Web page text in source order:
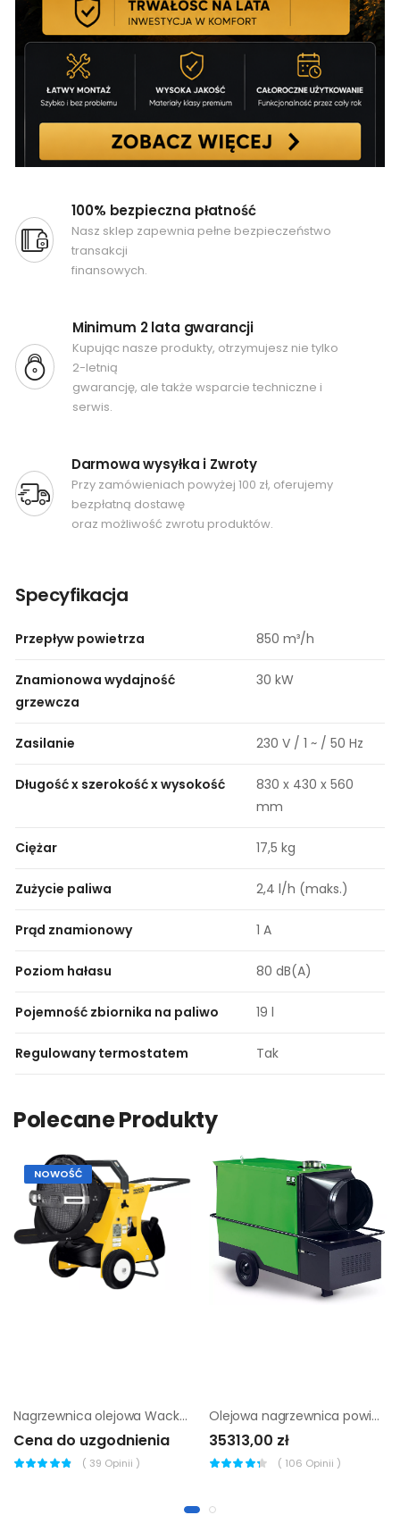
100% bezpieczna płatność
Nasz sklep zapewnia pełne bezpieczeństwo
transakcji
finansowych.
Minimum 2 lata gwarancji
Kupując nasze produkty, otrzymujesz nie tylko
2-letnią
gwarancję, ale także wsparcie techniczne i
serwis.
Darmowa wysyłka i Zwroty
Przy zamówieniach powyżej 100 zł, oferujemy
bezpłatną dostawę
oraz możliwość zwrotu produktów.
Specyfikacja
Przepływ powietrza 850 m³/h
Znamionowa wydajność
grzewcza
30 kW
Zasilanie 230 V / 1 ~ / 50 Hz
Długość x szerokość x wysokość
830 x 430 x 560
mm
Ciężar 17,5 kg
Zużycie paliwa 2,4 l/h (maks.)
Prąd znamionowy 1 A
Poziom hałasu 80 dB(A)
Pojemność zbiornika na paliwo 19 l
Regulowany termostatem Tak
Polecane Produkty
NOWOŚĆ
Nagrzewnica olejowa Wacker Neuson HDR 45
Cena do uzgodnienia
( 39 Opinii )
Olejowa nagrzewnica powietrza Remko CLK 150
35313,00 zł
( 106 Opinii )